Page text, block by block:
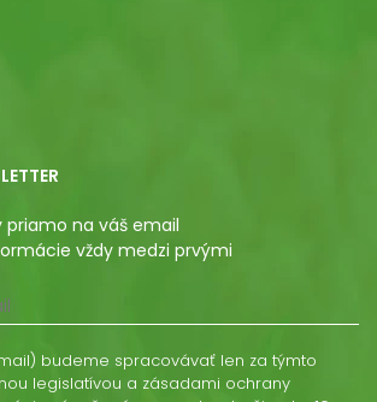
priamo na váš email
vždy medzi prvými
budeme spracovávať len za týmto
legislatívou a zásadami ochrany